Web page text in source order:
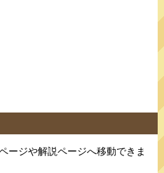
ージや解説ページへ移動できま